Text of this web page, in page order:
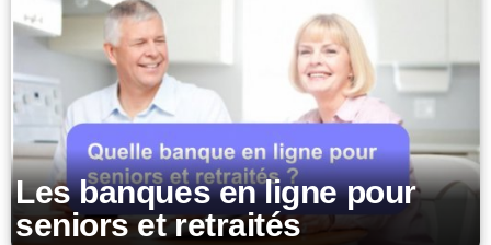
Les banques en ligne pour
seniors et retraités